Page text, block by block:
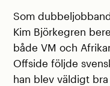
Som
Kim Björkegren
både VM och
Offside följde
han blev väldigt